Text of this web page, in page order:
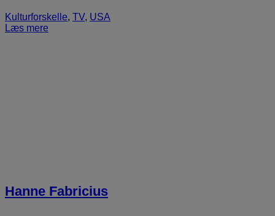
Kulturforskelle, TV, USA
Læs mere
Hanne Fabricius